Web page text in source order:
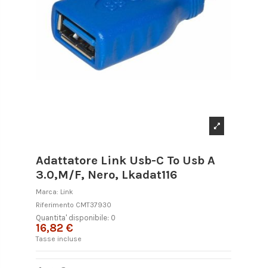
Adattatore Link Usb-C To Usb A
3.0,M/F, Nero, Lkadat116
Marca: Link
Riferimento CMT37930
Quantita' disponibile: 0
16,82 €
Tasse incluse